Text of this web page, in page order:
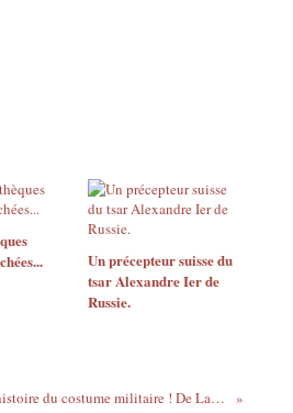
Un précepteur suisse du
tsar Alexandre Ier de
Russie.
Une histoire du costume militaire ! De Lachouque à Longwood…